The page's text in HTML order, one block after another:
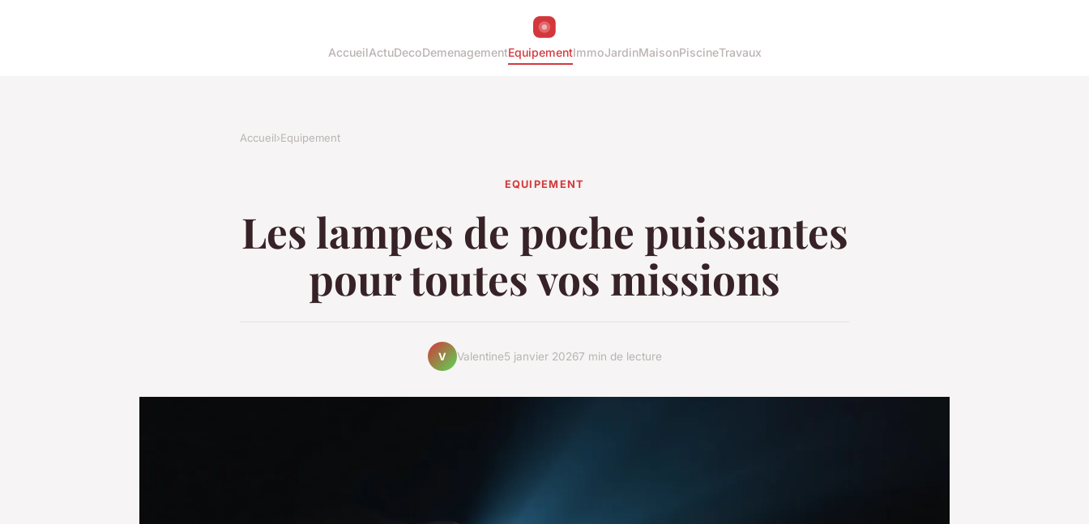
AccueilActuDecoDemenagementEquipementImmoJardinMaisonPiscineTravaux
Accueil›Equipement
EQUIPEMENT
Les lampes de poche puissantes
pour toutes vos missions
V Valentine5 janvier 20267 min de lecture